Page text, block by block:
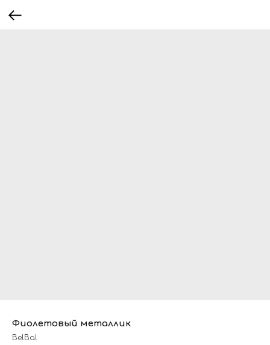
Фиолетовый металлик
BelBal